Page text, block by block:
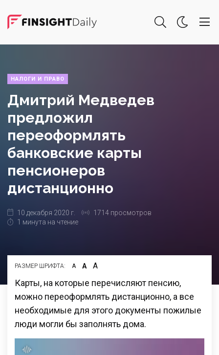
НАЛОГИ И ПРАВО
Дмитрий Медведев
предложил
переоформлять
банковские карты
пенсионеров
дистанционно
10 декабря 2020 г.
1714 просмотров
1 минута на чтение
РАЗМЕР ШРИФТА: А А А
Карты, на которые перечисляют пенсию,
можно переоформлять дистанционно, а все
необходимые для этого документы пожилые
люди могли бы заполнять дома.